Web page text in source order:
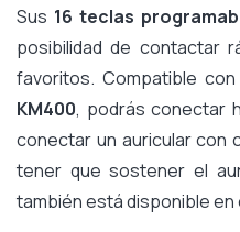
Sus 16 teclas
posibilidad de contactar
favoritos. Compatible
KM400, podrás conectar
conectar un auricular con
tener que sostener el
también está disponible en